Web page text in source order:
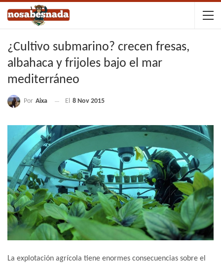
¿Cultivo submarino? crecen fresas,
albahaca y frijoles bajo el mar
mediterráneo
Por Aixa El 8 Nov 2015
La explotación agrícola tiene enormes consecuencias sobre el